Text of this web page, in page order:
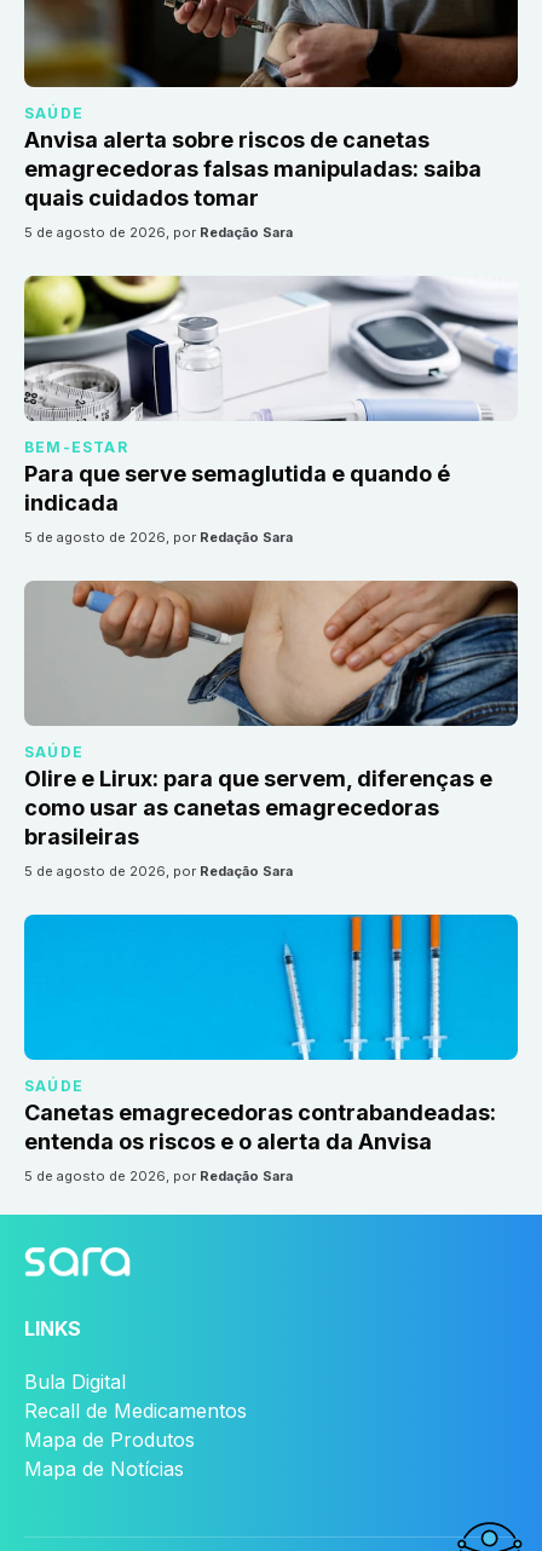
SAÚDE
Anvisa alerta sobre riscos de canetas
emagrecedoras falsas manipuladas: saiba
quais cuidados tomar
5 de agosto de 2026, por Redação Sara
BEM-ESTAR
Para que serve semaglutida e quando é
indicada
5 de agosto de 2026, por Redação Sara
SAÚDE
Olire e Lirux: para que servem, diferenças e
como usar as canetas emagrecedoras
brasileiras
5 de agosto de 2026, por Redação Sara
SAÚDE
Canetas emagrecedoras contrabandeadas:
entenda os riscos e o alerta da Anvisa
5 de agosto de 2026, por Redação Sara
LINKS
Bula Digital
Recall de Medicamentos
Mapa de Produtos
Mapa de Notícias